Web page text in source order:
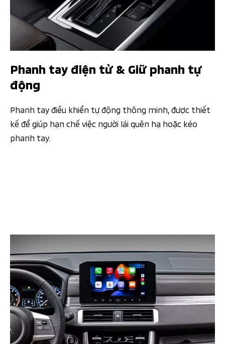
Phanh tay điện tử & Giữ phanh tự
động
Phanh tay điều khiển tự động thông minh, được thiết
kế để giúp hạn chế việc người lái quên hạ hoặc kéo
phanh tay.​